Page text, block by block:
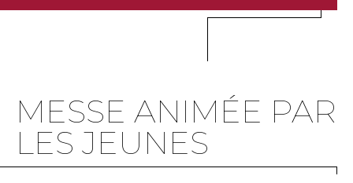
MESSE ANIMÉE PAR
LES JEUNES